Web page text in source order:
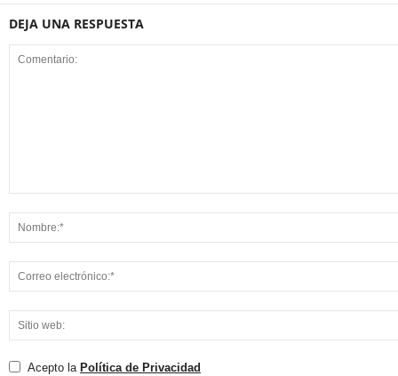
DEJA UNA RESPUESTA
Acepto la Política de Privacidad